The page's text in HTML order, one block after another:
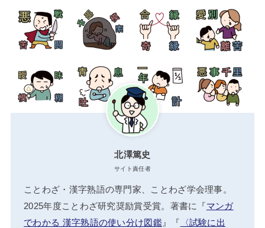
北澤篤史
サイト責任者
ことわざ・漢字熟語の専門家、ことわざ学会理事。
2025年度ことわざ研究奨励賞受賞。著書に『マンガ
でわかる 漢字熟語の使い分け図鑑』『 〈試験に出